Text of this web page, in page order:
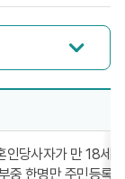
인당사자가 만 18세
중 한명만 주민등록